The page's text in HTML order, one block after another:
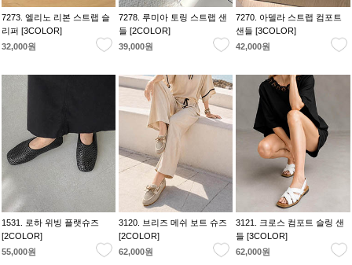
7273. 엘리노 리본 스트랩 슬
리퍼 [3COLOR]
32,000원
7278. 루미아 토링 스트랩 샌
들 [2COLOR]
39,000원
7270. 아델라 스트랩 컴포트
샌들 [3COLOR]
42,000원
1531. 로하 위빙 플랫슈즈
[2COLOR]
55,000원
3120. 브리즈 메쉬 보트 슈즈
[2COLOR]
62,000원
3121. 크로스 컴포트 슬링 샌
들 [3COLOR]
62,000원